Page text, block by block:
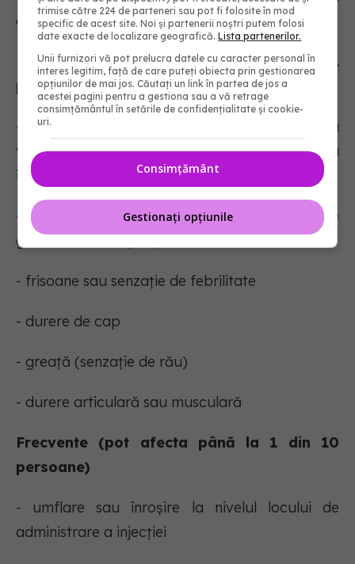
administrarea COVID-19 Vaccine AstraZeneca:
Foarte frecvente (pot afecta mai mult de 1
persoană din 10)
- sensibilitate, durere, căldură, mâncărimi sau
vânătaie la nivelul locului de administrare a
injecției
- senzație de oboseală (fatigabilitate) sau stare
generală de indispoziție
- frisoane sau senzație de febrilitate
- durere de cap
- greață (senzație de rău)
- durere articulară sau musculară
Frecvente (pot afecta până la 1 din 10
persoane)
- umflare sau înroșire la nivelul locului de
administrare a injecției
trimise către 224 de parteneri sau pot fi folosite în mod
specific de acest site. Noi și partenerii noștri putem folosi
date exacte de localizare geografică.Lista partenerilor.
Unii furnizori vă pot prelucra datele cu caracter personal în
interes legitim, față de care puteți obiecta prin gestionarea
opțiunilor de mai jos. Căutați un link în partea de jos a
acestei pagini pentru a gestiona sau a vă retrage
consimțământul în setările de confidențialitate și cookie-
uri.
Consimțământ
Gestionați opțiunile